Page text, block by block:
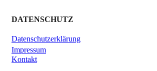
DATENSCHUTZ
Datenschutzerklärung
Impressum
Kontakt